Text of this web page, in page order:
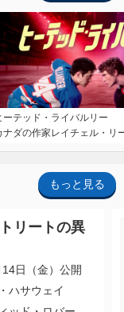
ーテッド・ライバルリー
ナダの作家レイチェル・リ
もっと見る
リートの異
日（金）公開
ハサウェイ